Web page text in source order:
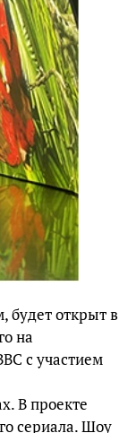
будет открыт в
на
с участием
В проекте
сериала. Шоу